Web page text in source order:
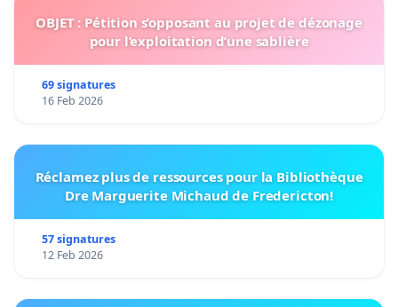
OBJET : Pétition s’opposant au projet de dézonage
pour l’exploitation d’une sablière
69 signatures
16 Feb 2026
Réclamez plus de ressources pour la Bibliothèque
Dre Marguerite Michaud de Fredericton!
57 signatures
12 Feb 2026